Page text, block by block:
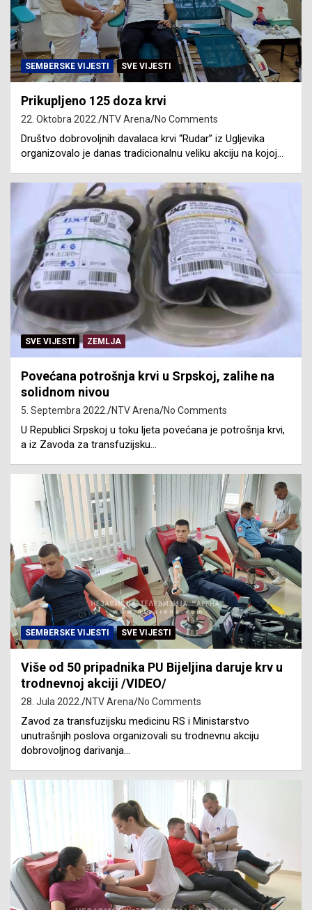
SEMBERSKE VIJESTI SVE VIJESTI
Prikupljeno 125 doza krvi
22. Oktobra 2022. NTV Arena No Comments
Društvo dobrovoljnih davalaca krvi “Rudar” iz Ugljevika
organizovalo je danas tradicionalnu veliku akciju na kojoj…
SVE VIJESTI ZEMLJA
Povećana potrošnja krvi u Srpskoj, zalihe na
solidnom nivou
5. Septembra 2022. NTV Arena No Comments
U Republici Srpskoj u toku ljeta povećana je potrošnja krvi,
a iz Zavoda za transfuzijsku…
SEMBERSKE VIJESTI SVE VIJESTI
Više od 50 pripadnika PU Bijeljina daruje krv u
trodnevnoj akciji /VIDEO/
28. Jula 2022. NTV Arena No Comments
Zavod za transfuzijsku medicinu RS i Ministarstvo
unutrašnjih poslova organizovali su trodnevnu akciju
dobrovoljnog darivanja…